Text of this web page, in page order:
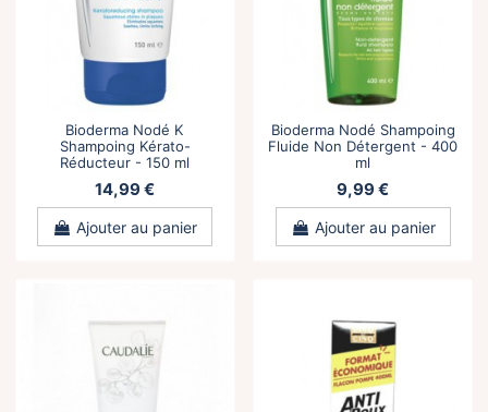
Bioderma Nodé K
Shampoing Kérato-
Réducteur - 150 ml
14,99 €
Ajouter au panier
Bioderma Nodé Shampoing
Fluide Non Détergent - 400
ml
9,99 €
Ajouter au panier